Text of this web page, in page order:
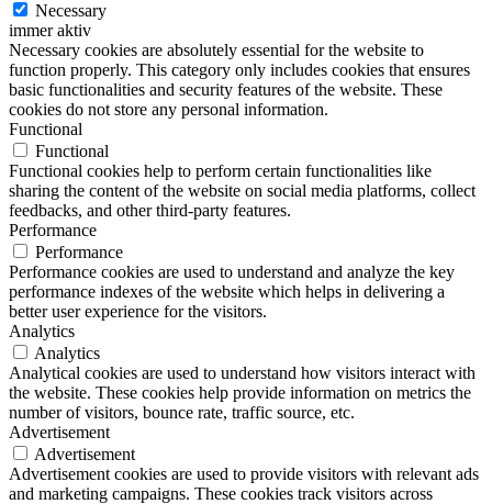
Necessary
immer aktiv
Necessary cookies are absolutely essential for the website to
function properly. This category only includes cookies that ensures
basic functionalities and security features of the website. These
cookies do not store any personal information.
Functional
Functional
Functional cookies help to perform certain functionalities like
sharing the content of the website on social media platforms, collect
feedbacks, and other third-party features.
Performance
Performance
Performance cookies are used to understand and analyze the key
performance indexes of the website which helps in delivering a
better user experience for the visitors.
Analytics
Analytics
Analytical cookies are used to understand how visitors interact with
the website. These cookies help provide information on metrics the
number of visitors, bounce rate, traffic source, etc.
Advertisement
Advertisement
Advertisement cookies are used to provide visitors with relevant ads
and marketing campaigns. These cookies track visitors across